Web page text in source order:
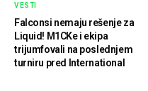
VESTI
Falconsi nemaju rešenje za
Liquid! M1CKe i ekipa
trijumfovali na poslednjem
turniru pred International